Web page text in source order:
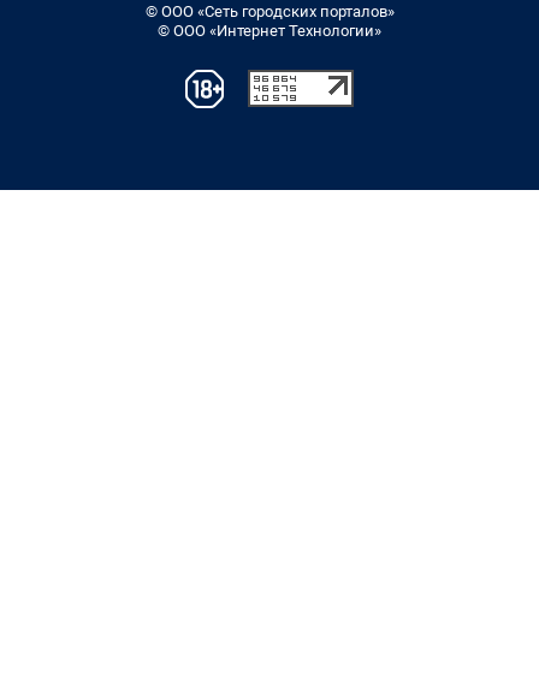
© ООО «Сеть городских порталов»
© ООО «Интернет Технологии»